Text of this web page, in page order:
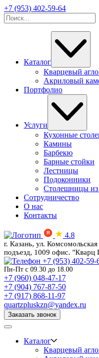
+7 (953) 402-59-64
Каталог
Кварцевый
Акриловый
Портфолио
Услуги
Кухонные
Камины
Барбекю
Барные стойки
Лестницы
Подоконники
Столешницы из
Сотрудничество
О нас
Контакты
Я 4.8
г. Казань, ул.
подъезд, 1009 офис. "Кварц
+7 (953) 402-59-
Пн-Пт с 09.30 до 18.00
+7 (960) 048-47-17
+7 (904) 767-87-50
+7 (917) 868-11-97
quartzpluskzn@yandex.ru
Заказать звонок
Каталог
Кварцевый